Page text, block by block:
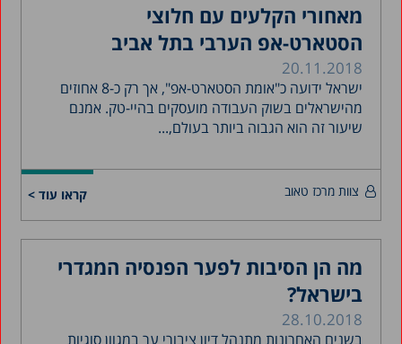
מאחורי הקלעים עם חלוצי
הסטארט-אפ הערבי בתל אביב
20.11.2018
ישראל ידועה כ"אומת הסטארט-אפ", אך רק כ-8 אחוזים
מהישראלים בשוק העבודה מועסקים בהיי-טק. אמנם
שיעור זה הוא הגבוה ביותר בעולם,...
קראו עוד > צוות מרכז טאוב
מה הן הסיבות לפער הפנסיה המגדרי
בישראל?
28.10.2018
בשנים האחרונות מתנהל דיון ציבורי ער במגוון סוגיות